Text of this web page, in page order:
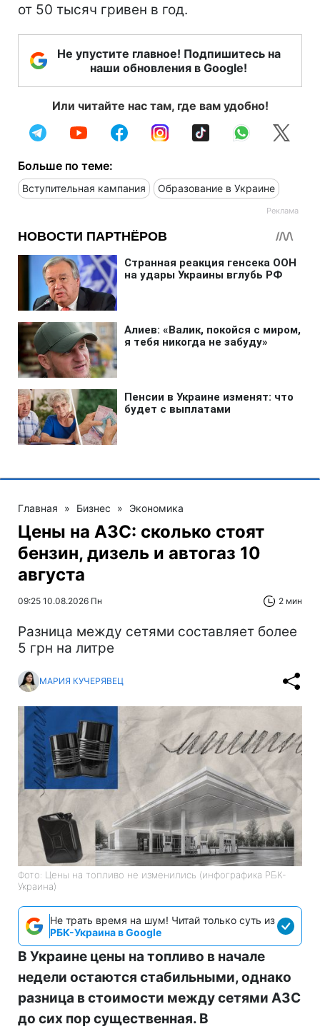
от 50 тысяч гривен в год.
Не упустите главное! Подпишитесь на
наши обновления в Google!
Или читайте нас там, где вам удобно!
Больше по теме:
Вступительная кампания Образование в Украине
Главная » Бизнес » Экономика
Цены на АЗС: сколько стоят
бензин, дизель и автогаз 10
августа
09:25 10.08.2026 Пн 2 мин
Разница между сетями составляет более
5 грн на литре
МАРИЯ КУЧЕРЯВЕЦ
Фото: Цены на топливо не изменились (инфографика РБК-
Украина)
Не трать время на шум! Читай только суть из
РБК-Украина в Google
В Украине цены на топливо в начале
недели остаются стабильными, однако
разница в стоимости между сетями АЗС
до сих пор существенная. В